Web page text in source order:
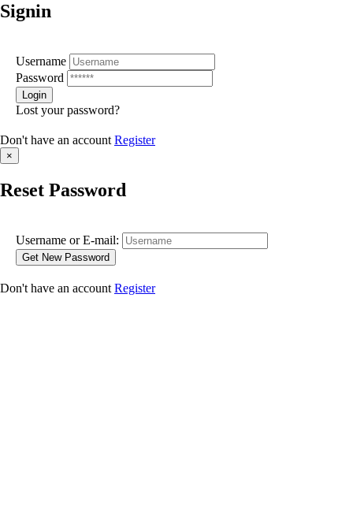
Signin
Username
Password
Lost your password?
Don't have an account Register
×
Reset Password
Username or E-mail:
Don't have an account Register